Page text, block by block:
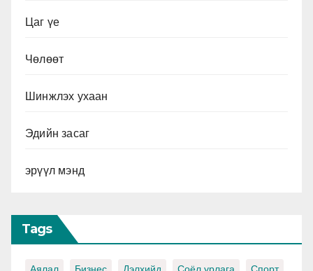
Цаг үе
Чөлөөт
Шинжлэх ухаан
Эдийн засаг
эрүүл мэнд
Tags